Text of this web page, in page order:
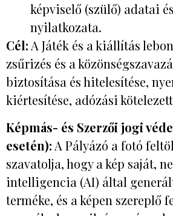
képviselő (szülő) adatai
nyilatkozata.
Cél: A Játék és a kiállítás
zsűrizés és a
biztosítása és hitelesítése,
kiértesítése, adózási
Képmás- és Szerzői jogi
esetén): A Pályázó a fotó
szavatolja, hogy a kép saját,
intelligencia (AI) által
terméke, és a képen szereplő